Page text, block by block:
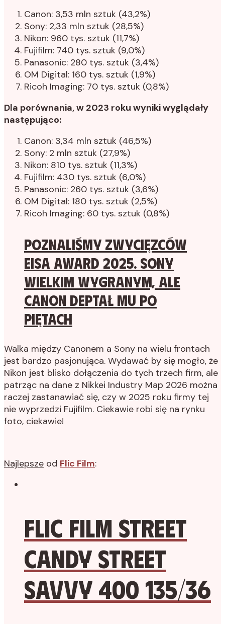
Canon: 3,53 mln sztuk (43,2%)
Sony: 2,33 mln sztuk (28,5%)
Nikon: 960 tys. sztuk (11,7%)
Fujifilm: 740 tys. sztuk (9,0%)
Panasonic: 280 tys. sztuk (3,4%)
OM Digital: 160 tys. sztuk (1,9%)
Ricoh Imaging: 70 tys. sztuk (0,8%)
Dla porównania, w 2023 roku wyniki wyglądały
następująco:
Canon: 3,34 mln sztuk (46,5%)
Sony: 2 mln sztuk (27,9%)
Nikon: 810 tys. sztuk (11,3%)
Fujifilm: 430 tys. sztuk (6,0%)
Panasonic: 260 tys. sztuk (3,6%)
OM Digital: 180 tys. sztuk (2,5%)
Ricoh Imaging: 60 tys. sztuk (0,8%)
Poznaliśmy zwycięzców
EISA Award 2025. Sony
wielkim wygranym, ale
Canon deptał mu po
piętach
Walka między Canonem a Sony na wielu frontach
jest bardzo pasjonująca. Wydawać by się mogło, że
Nikon jest blisko dołączenia do tych trzech firm, ale
patrząc na dane z Nikkei Industry Map 2026 można
raczej zastanawiać się, czy w 2025 roku firmy tej
nie wyprzedzi Fujifilm. Ciekawie robi się na rynku
foto, ciekawie!
Najlepsze od Flic Film:
Flic Film Street
Candy Street
Savvy 400 135/36